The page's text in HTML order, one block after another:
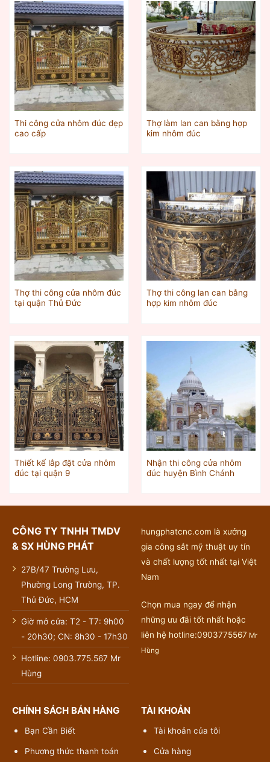
Thi công cửa nhôm đúc đẹp
cao cấp
Thợ làm lan can bằng hợp
kim nhôm đúc
Thợ thi công cửa nhôm đúc
tại quận Thủ Đức
Thợ thi công lan can bằng
hợp kim nhôm đúc
Thiết kế lắp đặt cửa nhôm
đúc tại quận 9
Nhận thi công cửa nhôm
đúc huyện Bình Chánh
CÔNG TY TNHH TMDV
& SX HÙNG PHÁT
27B/47 Trường Lưu,
Phường Long Trường, TP.
Thủ Đức, HCM
Giờ mở cửa: T2 - T7: 9h00
- 20h30; CN: 8h30 - 17h30
Hotline: 0903.775.567 Mr
Hùng
hungphatcnc.com là xưởng
gia công sắt mỹ thuật uy tín
và chất lượng tốt nhất tại Việt
Nam
Chọn mua ngay để nhận
những ưu đãi tốt nhất hoặc
liên hệ hotline:0903775567 Mr
Hùng
CHÍNH SÁCH BÁN HÀNG
Bạn Cần Biết
Phương thức thanh toán
TÀI KHOẢN
Tài khoản của tôi
Cửa hàng